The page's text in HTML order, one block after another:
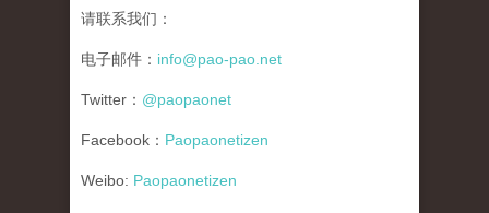
请联系我们：
电子邮件： info@pao-pao.net
Twitter： @paopaonet
Facebook： Paopaonetizen
Weibo: Paopaonetizen